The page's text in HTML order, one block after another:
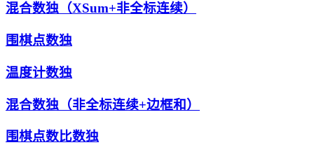
混合数独（XSum+非全标连续）
围棋点数独
温度计数独
混合数独（非全标连续+边框和）
围棋点数比数独